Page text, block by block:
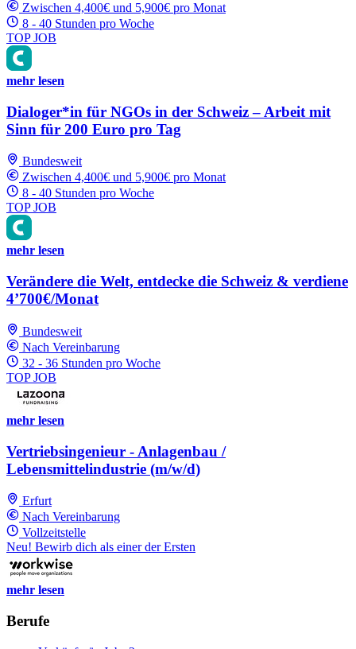
Zwischen 4,400€ und 5,900€ pro Monat
8 - 40 Stunden pro Woche
TOP JOB
mehr lesen
Dialoger*in für NGOs in der Schweiz – Arbeit mit
Sinn für 200 Euro pro Tag
Bundesweit
Zwischen 4,400€ und 5,900€ pro Monat
8 - 40 Stunden pro Woche
TOP JOB
mehr lesen
Verändere die Welt, entdecke die Schweiz & verdiene
4’700€/Monat
Bundesweit
Nach Vereinbarung
32 - 36 Stunden pro Woche
TOP JOB
mehr lesen
Vertriebsingenieur - Anlagenbau /
Lebensmittelindustrie (m/w/d)
Erfurt
Nach Vereinbarung
Vollzeitstelle
Neu! Bewirb dich als einer der Ersten
mehr lesen
Berufe